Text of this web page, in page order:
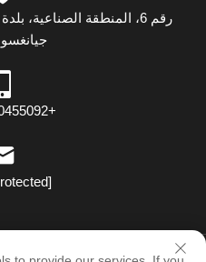
رقم 6، المنطقة الصناعية،
+86-15800455092
[email protected]
حقوق النسخ © لوكسستار